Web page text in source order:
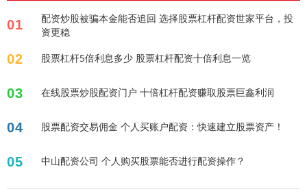
01
配资炒股被骗本金能否追回 选择股票杠杆配资世家平台，投
资更稳
02 股票杠杆5倍利息多少 股票杠杆配资十倍利息一览
03 在线股票炒股配资门户 十倍杠杆配资赚取股票巨鑫利润
04 股票配资交易佣金 个人买账户配资：快速建立股票资产！
05 中山配资公司 个人购买股票能否进行配资操作？